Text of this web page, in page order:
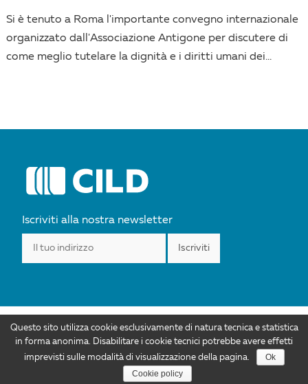
Si è tenuto a Roma l'importante convegno internazionale
organizzato dall'Associazione Antigone per discutere di
come meglio tutelare la dignità e i diritti umani dei...
Iscriviti alla nostra newsletter
Attribuzione 4.0 Internazionale. Autorizzazioni ulteriori rispetto allo scopo di
questa licenza sono disponibili all'indirizzo info@cild.eu |Privacy policy
Questo sito utilizza cookie esclusivamente di natura tecnica e statistica
in forma anonima. Disabilitare i cookie tecnici potrebbe avere effetti
imprevisti sulle modalità di visualizzazione della pagina.
Ok
Cookie policy